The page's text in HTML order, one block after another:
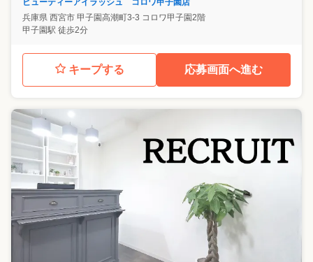
ビューティーアイラッシュ コロワ甲子園店
兵庫県 西宮市 甲子園高潮町3-3 コロワ甲子園2階
甲子園駅 徒歩2分
キープする 応募画面へ進む